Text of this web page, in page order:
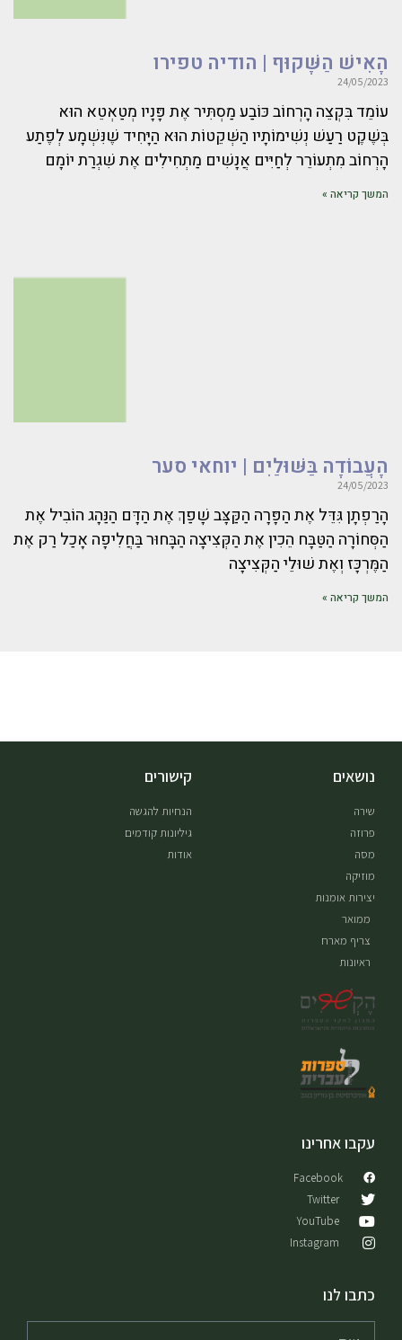
הָאִישׁ הַשָּׁקוּף | הודיה טפירו
24/05/2023
עוֹמֵד בִּקְצֵה הָרְחוֹב כּוֹבַע מַסְתִּיר אֶת פָּנָיו מְטַאְטֵא הוּא
בְּשֶׁקֶט רַעַשׁ נְשִׁימוֹתָיו הַשְּׁקֵטוֹת הוּא הַיָּחִיד שֶׁנִּשְׁמָע לְפֶתַע
הָרְחוֹב מִתְעוֹרֵר לְחַיִּים אֲנָשִׁים מַתְחִילִים אֶת שִׁגְרַת יוֹמָם
המשך קריאה »
הָעֲבוֹדָה בַּשּׁוּלַיִם | יוחאי סער
24/05/2023
הָרַפְתָן גִּדֵּל אֶת הַפָּרָה הַקַּצָּב שָׁפַךְ אֶת הַדָּם הַנַּהָג הוֹבִיל אֶת
הַסְּחוֹרָה הַטַּבָּח הֵכִין אֶת הַקְּצִיצָה הַבָּחוּר בַּחֲלִיפָה אָכַל רַק אֶת
הַמֶּרְכָּז וְאֶת שׁוּלֵי הַקְּצִיצָה
המשך קריאה »
נושאים
שירה
פרוזה
מסה
מוזיקה
יצירות אומנות
ממואר
צריף מארח
ראיונות
קישורים
הנחיות להגשה
גיליונות קודמים
אודות
עקבו אחרינו
Facebook
Twitter
YouTube
Instagram
כתבו לנו